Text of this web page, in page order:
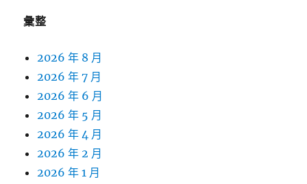
彙整
2026 年 8 月
2026 年 7 月
2026 年 6 月
2026 年 5 月
2026 年 4 月
2026 年 2 月
2026 年 1 月